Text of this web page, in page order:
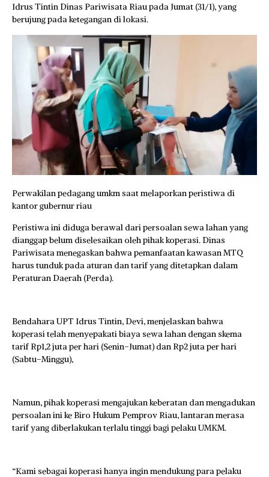
Idrus Tintin Dinas Pariwisata Riau pada Jumat (31/1), yang
berujung pada ketegangan di lokasi.
Perwakilan pedagang umkm saat melaporkan peristiwa di
kantor gubernur riau
Peristiwa ini diduga berawal dari persoalan sewa lahan yang
dianggap belum diselesaikan oleh pihak koperasi. Dinas
Pariwisata menegaskan bahwa pemanfaatan kawasan MTQ
harus tunduk pada aturan dan tarif yang ditetapkan dalam
Peraturan Daerah (Perda).
Bendahara UPT Idrus Tintin, Devi, menjelaskan bahwa
koperasi telah menyepakati biaya sewa lahan dengan skema
tarif Rp1,2 juta per hari (Senin–Jumat) dan Rp2 juta per hari
(Sabtu–Minggu),
Namun, pihak koperasi mengajukan keberatan dan mengadukan
persoalan ini ke Biro Hukum Pemprov Riau, lantaran merasa
tarif yang diberlakukan terlalu tinggi bagi pelaku UMKM.
“Kami sebagai koperasi hanya ingin mendukung para pelaku